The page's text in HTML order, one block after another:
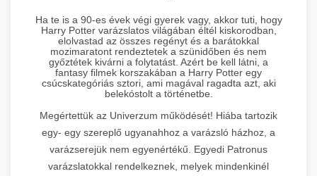
Ha te is a 90-es évek végi gyerek vagy, akkor tuti, hogy
Harry Potter varázslatos világában éltél kiskorodban,
elolvastad az összes regényt és a barátokkal
mozimaratont rendeztetek a szünidőben és nem
győztétek kivárni a folytatást. Azért be kell látni, a
fantasy filmek korszakában a Harry Potter egy
csúcskategóriás sztori, ami magával ragadta azt, aki
belekóstolt a történetbe.
Megértettük az Univerzum működését! Hiába tartozik
egy- egy szereplő ugyanahhoz a varázsló házhoz, a
varázserejük nem egyenértékű. Egyedi Patronus
varázslatokkal rendelkeznek, melyek mindenkinél